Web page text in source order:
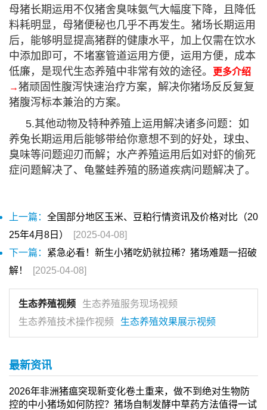
母猪长期运用不仅猪舍臭味氨气大幅度下降，且降低
料耗明显，母猪便秘也几乎不再发生。猪场长期运用
后，能够明显提高猪群的健康水平，加上仅需在饮水
中添加即可，不堵塞管道运用方便，运用方便，成本
低廉，是现代生态养殖中非常有效的途径。
更多介绍
→猪顽固性腹泻快速治疗方案，解决你猪场反反复复
猪腹泻标本兼治的方案。
5.其他动物及特种养殖上运用解决诸多问题：如
养兔长期运用后能够带给你意想不到的好处，球虫、
臭味等问题迎刃而解；水产养殖运用后如对虾的偷死
症问题解决了、龟鳖蛙养殖的肠道疾病问题解决了。
上一篇： 全国部分地区玉米、豆粕行情资讯及价格对比（20
25年4月8日）
[2025-04-08]
下一篇： 紧急必看！新生小猪吃奶就拉稀？猪场难题一招破
解！
[2025-04-08]
生态养殖视频
生态养殖服务现场视频
生态养殖技术操作视频
生态养殖效果展示视频
最新资讯
2026年非洲猪瘟突现新变化卷土重来，做不到绝对生物防
控的中小猪场如何防控？猪场自制发酵中草药方法值得一试